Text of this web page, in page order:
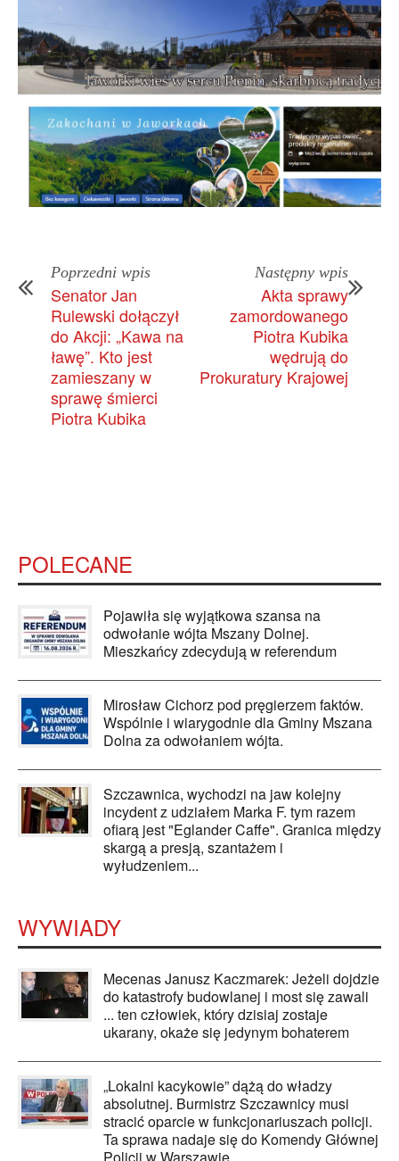
Poprzedni wpis
Senator Jan
Rulewski dołączył
do Akcji: „Kawa na
ławę”. Kto jest
zamieszany w
sprawę śmierci
Piotra Kubika
Następny wpis
Akta sprawy
zamordowanego
Piotra Kubika
wędrują do
Prokuratury Krajowej
POLECANE
Pojawiła się wyjątkowa szansa na
odwołanie wójta Mszany Dolnej.
Mieszkańcy zdecydują w referendum
Mirosław Cichorz pod pręgierzem faktów.
Wspólnie i wiarygodnie dla Gminy Mszana
Dolna za odwołaniem wójta.
Szczawnica, wychodzi na jaw kolejny
incydent z udziałem Marka F. tym razem
ofiarą jest "Eglander Caffe". Granica między
skargą a presją, szantażem i
wyłudzeniem...
WYWIADY
Mecenas Janusz Kaczmarek: Jeżeli dojdzie
do katastrofy budowlanej i most się zawali
... ten człowiek, który dzisiaj zostaje
ukarany, okaże się jedynym bohaterem
„Lokalni kacykowie” dążą do władzy
absolutnej. Burmistrz Szczawnicy musi
stracić oparcie w funkcjonariuszach policji.
Ta sprawa nadaje się do Komendy Głównej